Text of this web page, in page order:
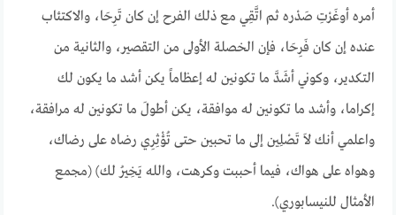
أمره أوغَرْتِ صَدْره ثم اتَّقِي مع ذلك الفرح إن كان تَرِحَا، والاكتئاب
عنده إن كان فَرِحَا، فإن الخصلة الأولى من التقصير، والثانية من
التكدير، وكوني أشَدَّ ما تكونين له إعظاماً يكن أشد ما يكون لك
إكراما، وأشد ما تكونين له موافقة، يكن أطولَ ما تكونين له مرافقة،
واعلمي أنك لاَ تَصْلِين إلى ما تحبين حتى تُؤْثِرِي رضاه على رضاك،
وهواه على هواك، فيما أحببت وكرهت، والله يَخِيرُ لك) (مجمع
الأمثال للنيسابوري).